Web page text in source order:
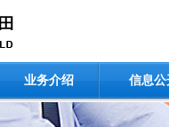
业务介绍 信息公